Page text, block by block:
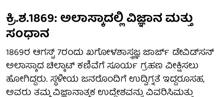
ಕ್ರಿ.ಶ.1869: ಅಲಾಸ್ಕಾದಲ್ಲಿ ವಿಜ್ಞಾನ ಮತ್ತು
ಸಂಧಾನ
1869ರ ಆಗಸ್ಟ್ 7ರಂದು ಖಗೋಳಶಾಸ್ತ್ರಜ್ಞ ಜಾರ್ಜ್ ಡೇವಿಡ್‌ಸನ್
ಅಲಾಸ್ಕಾದ ಚಿಲ್ಕಾಟ್ ಕಣಿವೆಗೆ ಸೂರ್ಯ ಗ್ರಹಣ ವೀಕ್ಷಿಸಲು
ಹೋಗಿದ್ದರು. ಸ್ಥಳೀಯ ಜನರೊಂದಿಗೆ ಉದ್ವಿಗ್ನತೆ ಇದ್ದರೂಸಹ,
ಅವರು ತಮ್ಮ ವಿಜ್ಞಾನಾತ್ಮಕ ಉದ್ದೇಶವನ್ನು ವಿವರಿಸಿಮತ್ತು